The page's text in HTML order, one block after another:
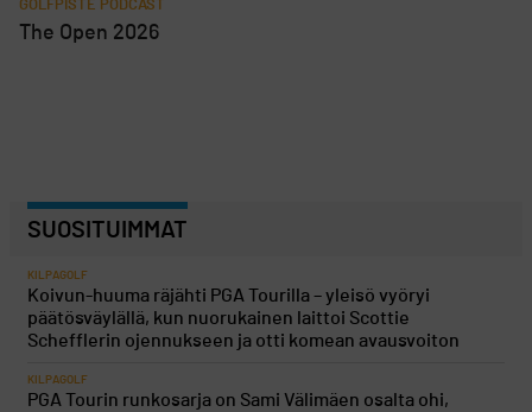
GOLFPISTE PODCAST
The Open 2026
SUOSITUIMMAT
KILPAGOLF
Koivun-huuma räjähti PGA Tourilla – yleisö vyöryi
päätösväylällä, kun nuorukainen laittoi Scottie
Schefflerin ojennukseen ja otti komean avausvoiton
KILPAGOLF
PGA Tourin runkosarja on Sami Välimäen osalta ohi,